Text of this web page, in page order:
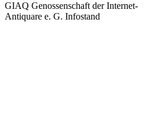
GIAQ Genossenschaft der Internet-
Antiquare e. G. Infostand